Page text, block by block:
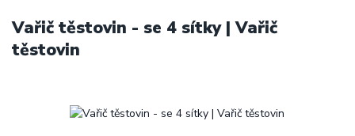
Vařič těstovin - se 4 sítky | Vařič
těstovin